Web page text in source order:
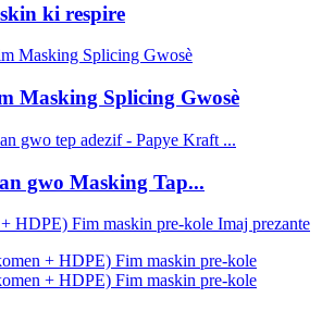
ki respire
Masking Splicing Gwosè
gwo Masking Tap...